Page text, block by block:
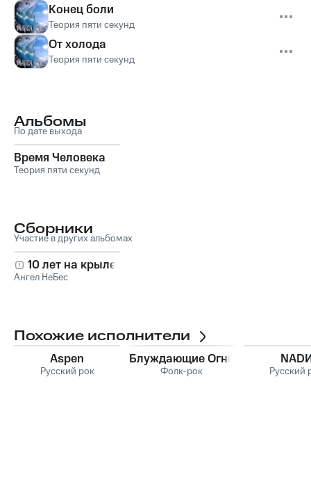
Конец боли
Теория пяти секунд
От холода
Теория пяти секунд
Альбомы
По дате выхода
Время Человека
Теория пяти секунд
Сборники
Участие в других альбомах
10 лет на крыле
Ангел НеБес
Похожие исполнители
Aspen
Русский рок
Блуждающие Огни
Фолк-рок Русский